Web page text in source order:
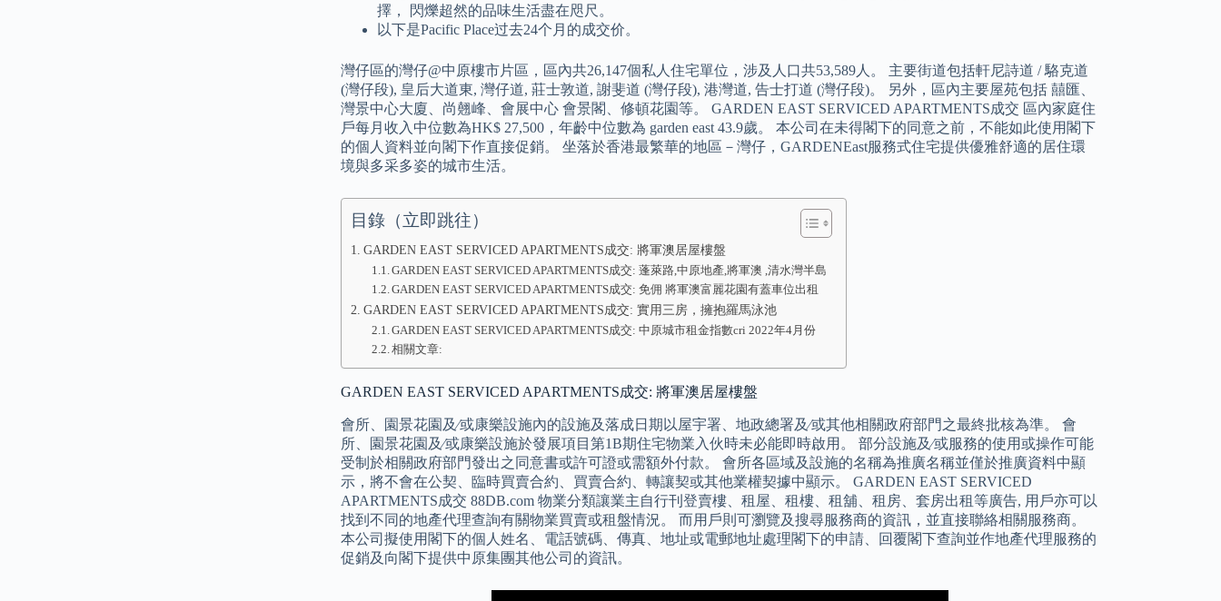
擇， 閃爍超然的品味生活盡在咫尺。
以下是Pacific Place过去24个月的成交价。
灣仔區的灣仔@中原樓市片區，區內共26,147個私人住宅單位，涉及人口共53,589人。 主要街道包括軒尼詩道 / 駱克道
(灣仔段), 皇后大道東, 灣仔道, 莊士敦道, 謝斐道 (灣仔段), 港灣道, 告士打道 (灣仔段)。 另外，區內主要屋苑包括 囍匯、
灣景中心大廈、尚翹峰、會展中心 會景閣、修頓花園等。 GARDEN EAST SERVICED APARTMENTS成交 區內家庭住
戶每月收入中位數為HK$ 27,500，年齡中位數為 garden east 43.9歲。 本公司在未得閣下的同意之前，不能如此使用閣下
的個人資料並向閣下作直接促銷。 坐落於香港最繁華的地區－灣仔，GARDENEast服務式住宅提供優雅舒適的居住環
境與多采多姿的城市生活。
目錄（立即跳往）
GARDEN EAST SERVICED APARTMENTS成交: 將軍澳居屋樓盤
GARDEN EAST SERVICED APARTMENTS成交: 蓬萊路,中原地產,將軍澳 ,清水灣半島
GARDEN EAST SERVICED APARTMENTS成交: 免佣 將軍澳富麗花園有蓋車位出租
GARDEN EAST SERVICED APARTMENTS成交: 實用三房，擁抱羅馬泳池
GARDEN EAST SERVICED APARTMENTS成交: 中原城市租金指數cri 2022年4月份
相關文章:
GARDEN EAST SERVICED APARTMENTS成交: 將軍澳居屋樓盤
會所、園景花園及∕或康樂設施內的設施及落成日期以屋宇署、地政總署及∕或其他相關政府部門之最終批核為準。 會
所、園景花園及∕或康樂設施於發展項目第1B期住宅物業入伙時未必能即時啟用。 部分設施及∕或服務的使用或操作可能
受制於相關政府部門發出之同意書或許可證或需額外付款。 會所各區域及設施的名稱為推廣名稱並僅於推廣資料中顯
示，將不會在公契、臨時買賣合約、買賣合約、轉讓契或其他業權契據中顯示。 GARDEN EAST SERVICED
APARTMENTS成交 88DB.com 物業分類讓業主自行刊登賣樓、租屋、租樓、租舖、租房、套房出租等廣告, 用戶亦可以
找到不同的地產代理查詢有關物業買賣或租盤情況。 而用戶則可瀏覽及搜尋服務商的資訊，並直接聯絡相關服務商。
本公司擬使用閣下的個人姓名、電話號碼、傳真、地址或電郵地址處理閣下的申請、回覆閣下查詢並作地產代理服務的
促銷及向閣下提供中原集團其他公司的資訊。